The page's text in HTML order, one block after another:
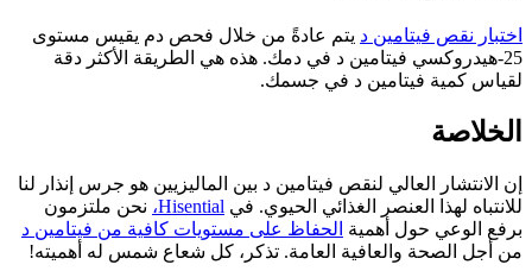
اختبار نقص فيتامين د يتم عادةً من خلال فحص دم يقيس مستوى
25-هيدروكسي فيتامين د في دمك. هذه هي الطريقة الأكثر دقة
لقياس كمية فيتامين د في جسمك.
الخلاصة
إن الانتشار العالي لنقص فيتامين د بين الماليزيين هو جرس إنذار لنا
للانتباه لهذا العنصر الغذائي الحيوي. في Hisential، نحن ملتزمون
برفع الوعي حول أهمية الحفاظ على مستويات كافية من فيتامين د
من أجل الصحة والعافية العامة. تذكر، كل شعاع شمس له أهميته!